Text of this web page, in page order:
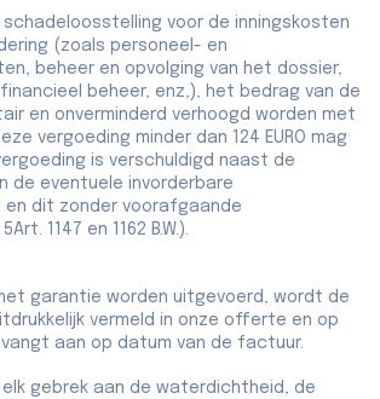
schadeloosstelling voor de inningskosten
(zoals personeel- en
beheer en opvolging van het dossier,
beheer, enz,), het bedrag van de
en onverminderd verhoogd worden met
vergoeding minder dan 124 EURO mag
is verschuldigd naast de
de eventuele invorderbare
dit zonder voorafgaande
1147 en 1162 B.W.).
garantie worden uitgevoerd, wordt de
vermeld in onze offerte en op
aan op datum van de factuur.
gebrek aan de waterdichtheid, de